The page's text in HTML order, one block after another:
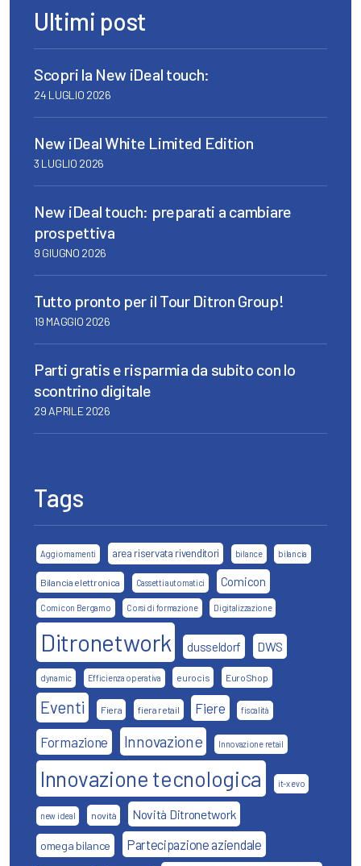
Ultimi post
Scopri la New iDeal touch:
24 LUGLIO 2026
New iDeal White Limited Edition
3 LUGLIO 2026
New iDeal touch: preparati a cambiare
prospettiva
9 GIUGNO 2026
Tutto pronto per il Tour Ditron Group!
19 MAGGIO 2026
Parti gratis e risparmia da subito con lo
scontrino digitale
29 APRILE 2026
Tags
Aggiornamenti area riservata rivenditori bilance bilancia
Bilancia elettronica Cassetti automatici Comicon
Comicon Bergamo Corsi di formazione Digitalizzazione
Ditronetwork dusseldorf DWS
dynamic Efficienza operativa eurocis EuroShop
Eventi Fiera fiera retail Fiere fiscalità
Formazione Innovazione Innovazione retail
Innovazione tecnologica it-x evo
new ideal novità Novità Ditronetwork
omega bilance Partecipazione aziendale